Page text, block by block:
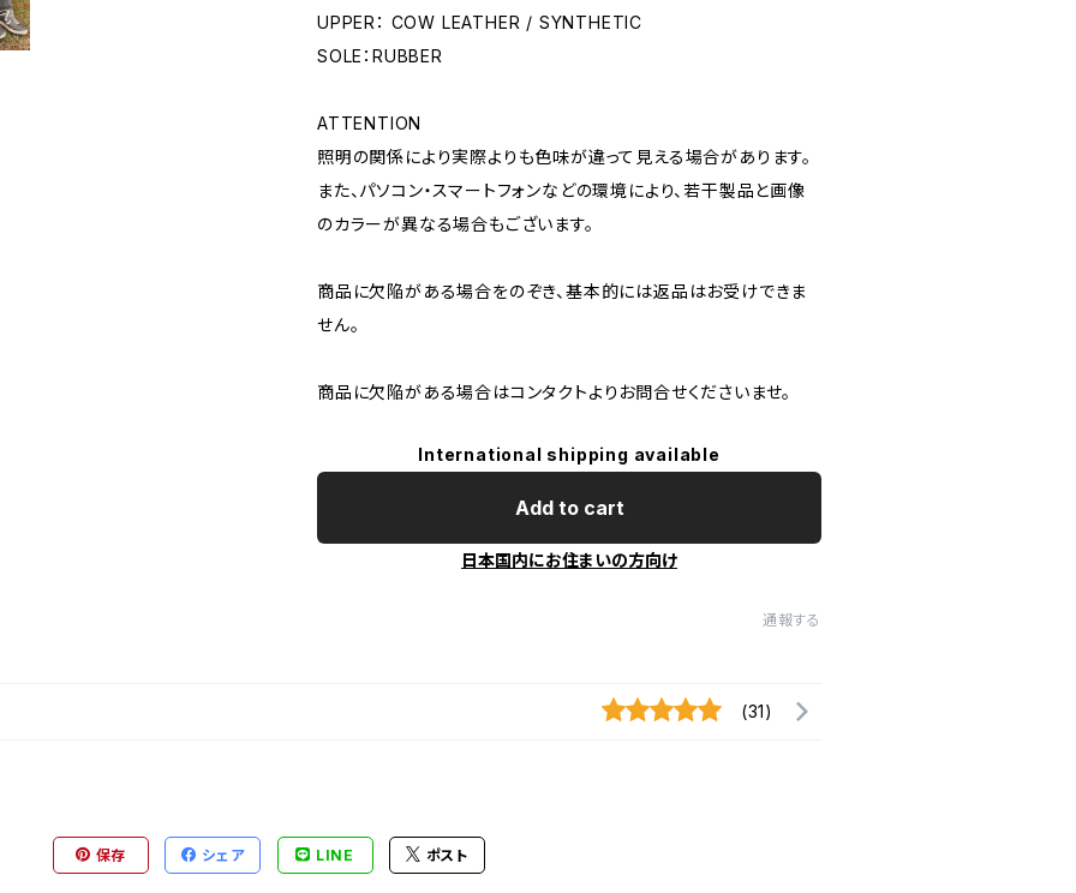
UPPER： COW LEATHER / SYNTHETIC
SOLE：RUBBER
ATTENTION
照明の関係により実際よりも色味が違って見える場合があります。
また、パソコン・スマートフォンなどの環境により、若干製品と画像
のカラーが異なる場合もございます。
商品に欠陥がある場合をのぞき、基本的には返品はお受けできま
せん。
商品に欠陥がある場合はコンタクトよりお問合せくださいませ。
International shipping available
Add to cart
日本国内にお住まいの方向け
通報する
(31)
保存 シェア LINE ポスト